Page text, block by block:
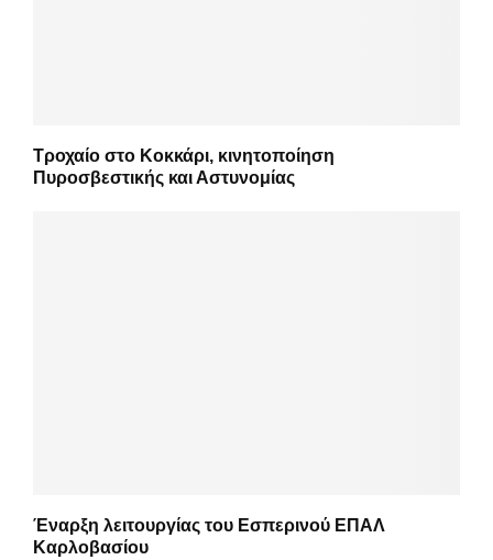
Τροχαίο στο Κοκκάρι, κινητοποίηση
Πυροσβεστικής και Αστυνομίας
Έναρξη λειτουργίας του Εσπερινού ΕΠΑΛ
Καρλοβασίου